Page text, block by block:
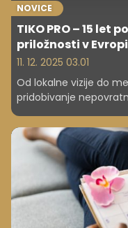
NOVICE
TIKO PRO – 15 let
priložnosti v
11. 12. 2025 03.01
Od lokalne vizije do
pridobivanje